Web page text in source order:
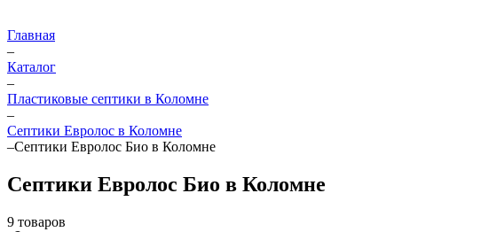
Главная
–
Каталог
–
Пластиковые септики в Коломне
–
Септики Евролос в Коломне
–Септики Евролос Био в Коломне
Септики Евролос Био в Коломне
9 товаров